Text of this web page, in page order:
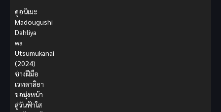
ดูอนิเมะ
Madougushi
Dahliya
wa
Utsumukanai
(2024)
ช่างฝีมือ
เวทดาลิยา
ขอมุ่งหน้า
สู่วันฟ้าใส